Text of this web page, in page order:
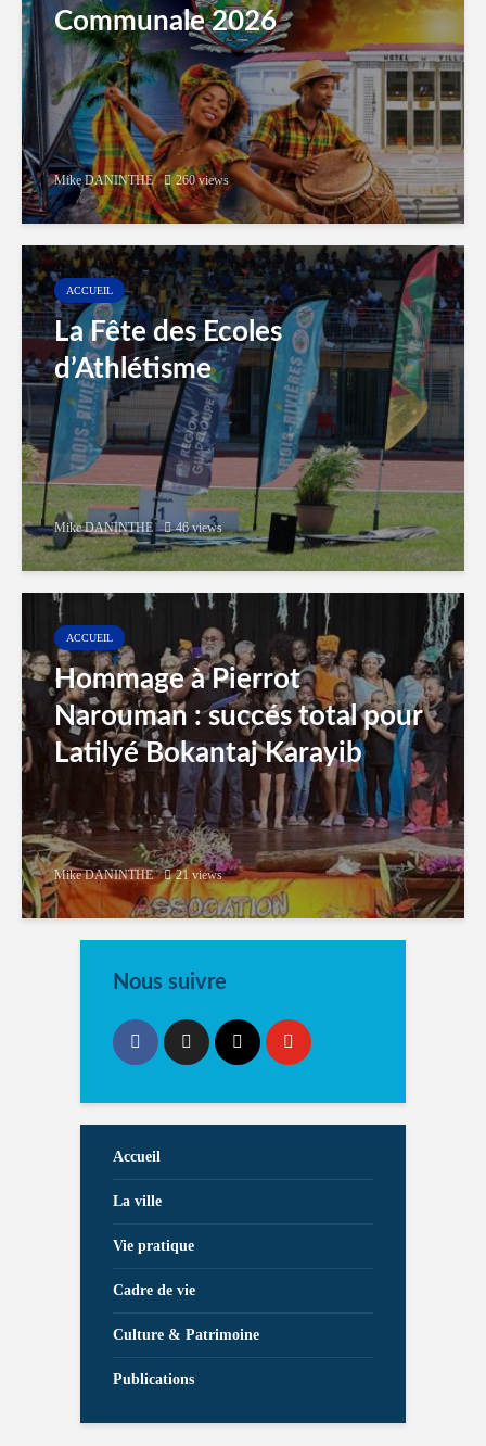
Communale 2026
Mike DANINTHE 260 views
ACCUEIL
La Fête des Ecoles
d’Athlétisme
Mike DANINTHE 46 views
ACCUEIL
Hommage à Pierrot
Narouman : succés total pour
Latilyé Bokantaj Karayib
Mike DANINTHE 21 views
Nous suivre
Accueil
La ville
Vie pratique
Cadre de vie
Culture & Patrimoine
Publications